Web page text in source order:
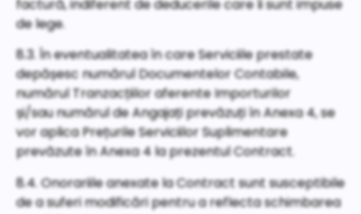
factură, indiferent de deducerile care îi sunt impuse
de lege.
8.3. În eventualitatea în care Serviciile prestate
depășesc numărul Documentelor Contabile,
numărul Tranzacțiilor aferente Importurilor
și/sau numărul de Angajați prevăzuți în Anexa 4, se
vor aplica Prețurile Serviciilor Suplimentare
prevăzute în Anexa 4 la prezentul Contract.
8.4. Onorariile anexate la Contract sunt susceptibile
de a suferi modificări pentru a reflecta schimbarea